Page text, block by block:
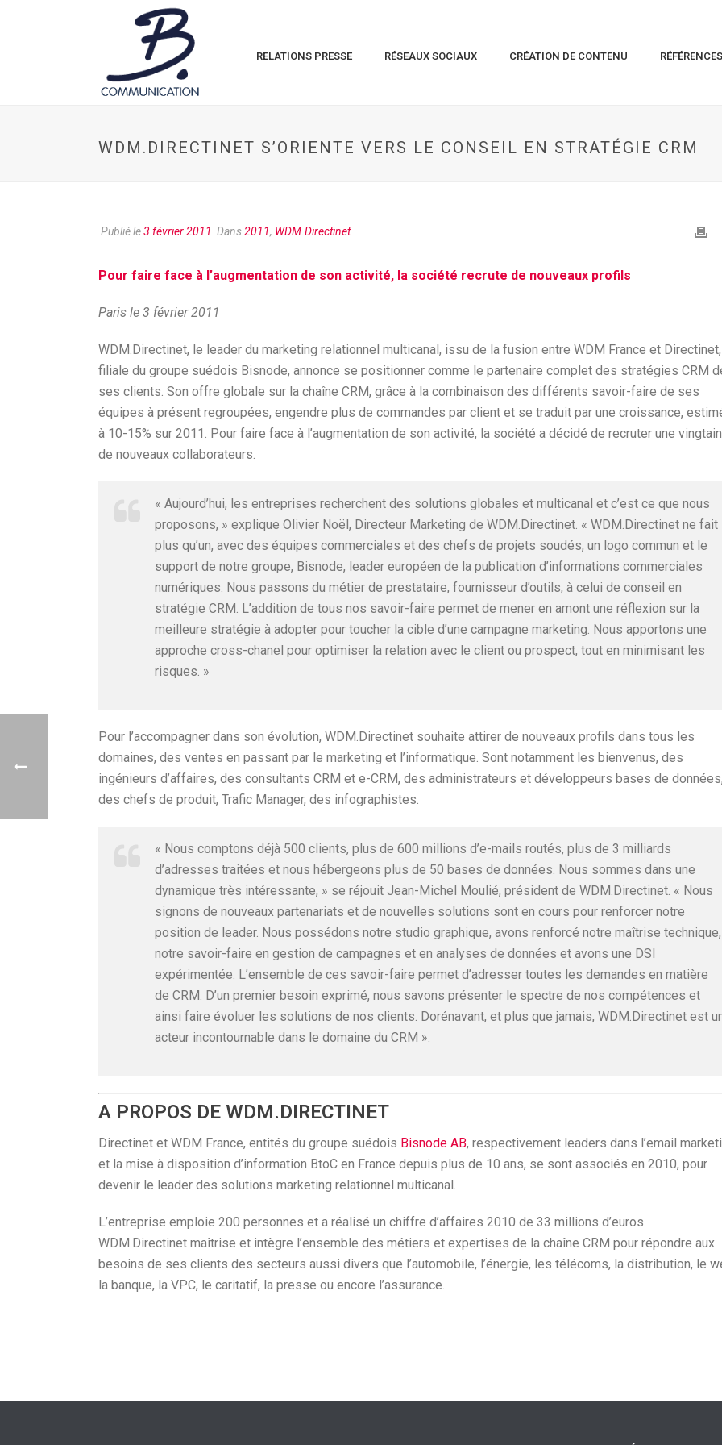
RELATIONS PRESSE RÉSEAUX SOCIAUX CRÉATION DE CONTENU
WDM.DIRECTINET S’ORIENTE VERS LE CONSEIL EN STRATÉGIE CRM
Publié le3 février 2011 Dans2011, WDM.Directinet
Pour faire face à l’augmentation de son activité, la société recrute de nouveaux profils
Paris le 3 février 2011
WDM.Directinet, le leader du marketing relationnel multicanal, issu de la fusion entre WDM France et
filiale du groupe suédois Bisnode, annonce se positionner comme le partenaire complet des stratégies CRM
ses clients. Son offre globale sur la chaîne CRM, grâce à la combinaison des différents savoir-faire de ses
équipes à présent regroupées, engendre plus de commandes par client et se traduit par une croissance,
à 10-15% sur 2011. Pour faire face à l’augmentation de son activité, la société a décidé de recruter une
de nouveaux collaborateurs.
« Aujourd’hui, les entreprises recherchent des solutions globales et multicanal et c’est ce que nous
proposons, » explique Olivier Noël, Directeur Marketing de WDM.Directinet. « WDM.Directinet ne fait
plus qu’un, avec des équipes commerciales et des chefs de projets soudés, un logo commun et le
support de notre groupe, Bisnode, leader européen de la publication d’informations commerciales
numériques. Nous passons du métier de prestataire, fournisseur d’outils, à celui de conseil en
stratégie CRM. L’addition de tous nos savoir-faire permet de mener en amont une réflexion sur la
meilleure stratégie à adopter pour toucher la cible d’une campagne marketing. Nous apportons une
approche cross-chanel pour optimiser la relation avec le client ou prospect, tout en minimisant les
risques. »
Pour l’accompagner dans son évolution, WDM.Directinet souhaite attirer de nouveaux profils dans tous les
domaines, des ventes en passant par le marketing et l’informatique. Sont notamment les bienvenus, des
ingénieurs d’affaires, des consultants CRM et e-CRM, des administrateurs et développeurs bases de
des chefs de produit, Trafic Manager, des infographistes.
« Nous comptons déjà 500 clients, plus de 600 millions d’e-mails routés, plus de 3 milliards
d’adresses traitées et nous hébergeons plus de 50 bases de données. Nous sommes dans une
dynamique très intéressante, » se réjouit Jean-Michel Moulié, président de WDM.Directinet. « Nous
signons de nouveaux partenariats et de nouvelles solutions sont en cours pour renforcer notre
position de leader. Nous possédons notre studio graphique, avons renforcé notre maîtrise technique,
notre savoir-faire en gestion de campagnes et en analyses de données et avons une DSI
expérimentée. L’ensemble de ces savoir-faire permet d’adresser toutes les demandes en matière
de CRM. D’un premier besoin exprimé, nous savons présenter le spectre de nos compétences et
ainsi faire évoluer les solutions de nos clients. Dorénavant, et plus que jamais, WDM.Directinet est
acteur incontournable dans le domaine du CRM ».
A PROPOS DE WDM.DIRECTINET
Directinet et WDM France, entités du groupe suédois Bisnode AB, respectivement leaders dans l’email
et la mise à disposition d’information BtoC en France depuis plus de 10 ans, se sont associés en 2010, pour
devenir le leader des solutions marketing relationnel multicanal.
L’entreprise emploie 200 personnes et a réalisé un chiffre d’affaires 2010 de 33 millions d’euros.
WDM.Directinet maîtrise et intègre l’ensemble des métiers et expertises de la chaîne CRM pour répondre aux
besoins de ses clients des secteurs aussi divers que l’automobile, l’énergie, les télécoms, la distribution, le
la banque, la VPC, le caritatif, la presse ou encore l’assurance.